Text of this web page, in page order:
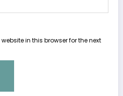
in this browser for the next